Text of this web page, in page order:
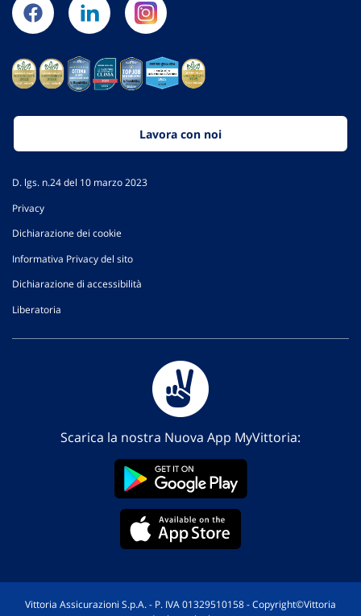
Lavora con noi
D. lgs. n.24 del 10 marzo 2023
Privacy
Dichiarazione dei cookie
Informativa Privacy del sito
Dichiarazione di accessibilità
Liberatoria
Scarica la nostra Nuova App MyVittoria:
Vittoria Assicurazioni S.p.A. - P. IVA 01329510158 - Copyright©Vittoria